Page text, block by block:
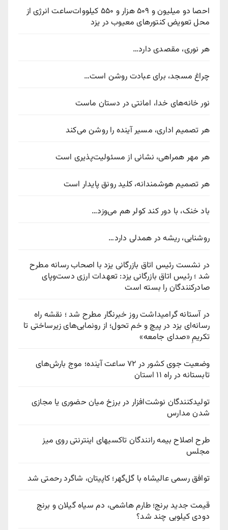
احصا دو میلیون و ۵۰۹ هزار و ۵۵۰ کیلووات‌ساعت انرژی از
محل تعویض کنتورهای معیوب در یزد
هر نوری، مقصدی دارد…
چراغ مسجد، برای عبادت روشن است…
نور خانه‌های خدا، امانتی در دستان ماست
هر تصمیم اداری، مسیر آینده را روشن می‌کند
هر مهر همراهی، نشانی از مسئولیت‌پذیری است
هر تصمیم هوشمندانه، کلید رونق پایدار است
باد خنک، با دور کند کولر هم می‌وزد…
روشنایی، ریشه در همدلی دارد…
در نشست رئیس اتاق بازرگانی یزد با اصحاب رسانه مطرح
شد ؛ رئیس اتاق بازرگانی یزد: تعهدات ارزی دست‌وپای
صادرکنندگان را بسته است
در آستانه گرامیداشت روز خبرنگار مطرح شد ؛ نقشه راه
رسانه‌ای یزد در پیچ‌ و خم تحول؛ از رونمایی‌های زیرساختی تا
تکریمِ «صدای جامعه»
وضعیت جوی کشور در ۷۲ ساعت آینده؛ موج بارش‌های
تابستانه در راه ۱۱ استان
تولیدکنندگان نوشت‌افزار در برزخ میان حضوری یا مجازی
شدن مدارس
طرح اصلاح بیمه رانندگان تاکسیهای اینترنتی روی میز
مجلس
توافق رسمی عالیشاه با گل‌گهر؛ کاپیتان، شاگرد رحمتی شد
قیمت جدید برنج؛ طارم هاشمی، دم سیاه گیلان و برنج
دودی کیلویی چند شد؟